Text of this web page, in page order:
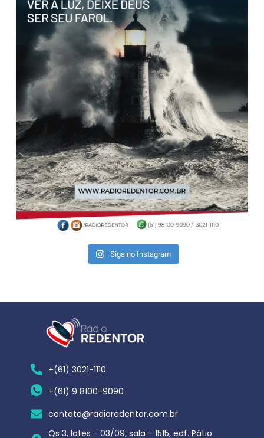
Siga no Instagram
+(61) 3021-1110
+(61) 9 8100-9090
contato@radioredentor.com.br
Qs 3, lotes - 03/09, sala - 1515, edf. Pátio